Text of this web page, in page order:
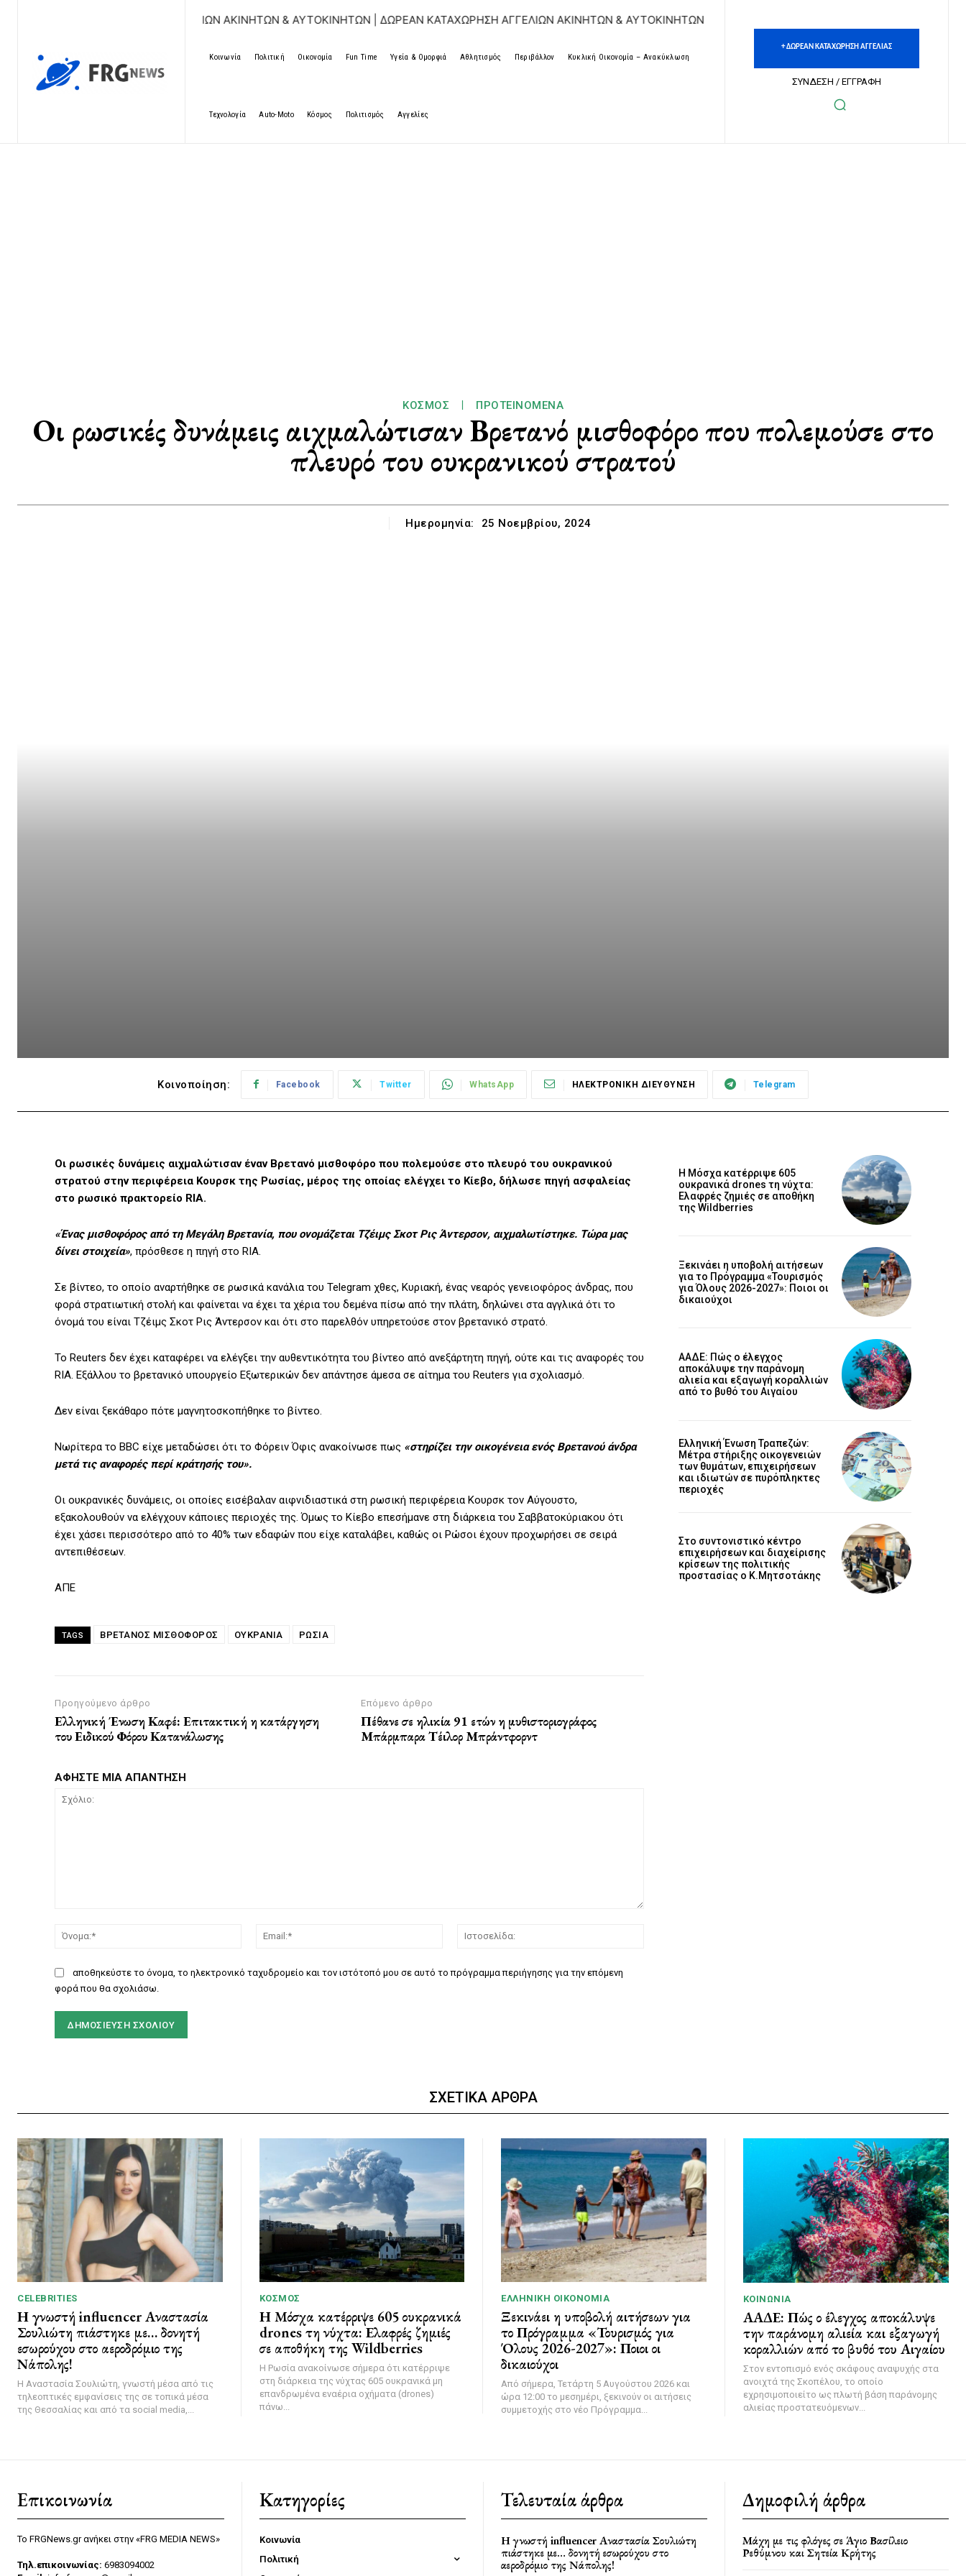
ΔΩΡΕΑΝ ΚΑΤΑΧΩΡΗΣΗ ΑΓΓΕΛΙΩΝ ΑΚΙΝΗΤΩΝ & ΑΥΤΟΚΙΝΗΤΩΝ | ΔΩΡΕΑΝ ΚΑΤΑΧΩΡΗΣΗ ΑΓΓΕΛΙΩΝ ΑΚΙΝΗΤΩΝ & ΑΥΤΟΚΙΝΗΤΩΝ | ΔΩΡΕΑΝ ΚΑΤΑΧΩΡΗΣΗ ΑΓΓΕΛΙΩΝ ΑΚΙΝΗΤΩΝ &
Κοινωνία Πολιτική Οικονομία Fun Time Υγεία & Ομορφιά Αθλητισμός Περιβάλλον Κυκλική Οικονομία – Ανακύκλωση
Τεχνολογία Auto-Moto Κόσμος Πολιτισμός Αγγελίες
+ ΔΩΡΕΑΝ ΚΑΤΑΧΩΡΗΣΗ ΑΓΓΕΛΙΑΣ
ΣΥΝΔΕΣΗ / ΕΓΓΡΑΦΗ
ΚΌΣΜΟΣ ΠΡΟΤΕΙΝΌΜΕΝΑ
Οι ρωσικές δυνάμεις αιχμαλώτισαν Βρετανό μισθοφόρο που πολεμούσε στο
πλευρό του ουκρανικού στρατού
Ημερομηνία: 25 Νοεμβρίου, 2024
Κοινοποίηση: Facebook Twitter WhatsApp ΗΛΕΚΤΡΟΝΙΚΗ ΔΙΕΥΘΥΝΣΗ Telegram
Οι ρωσικές δυνάμεις αιχμαλώτισαν έναν Βρετανό μισθοφόρο που πολεμούσε στο πλευρό του ουκρανικού
στρατού στην περιφέρεια Κoυρσκ της Ρωσίας, μέρος της οποίας ελέγχει το Κίεβο, δήλωσε πηγή ασφαλείας
στο ρωσικό πρακτορείο RIA.
«Ένας μισθοφόρος από τη Μεγάλη Βρετανία, που ονομάζεται Τζέιμς Σκοτ Ρις Άντερσον, αιχμαλωτίστηκε. Τώρα μας
δίνει στοιχεία», πρόσθεσε η πηγή στο RIA.
Σε βίντεο, το οποίο αναρτήθηκε σε ρωσικά κανάλια του Telegram χθες, Κυριακή, ένας νεαρός γενειοφόρος άνδρας, που
φορά στρατιωτική στολή και φαίνεται να έχει τα χέρια του δεμένα πίσω από την πλάτη, δηλώνει στα αγγλικά ότι το
όνομά του είναι Τζέιμς Σκοτ Ρις Άντερσον και ότι στο παρελθόν υπηρετούσε στον βρετανικό στρατό.
Το Reuters δεν έχει καταφέρει να ελέγξει την αυθεντικότητα του βίντεο από ανεξάρτητη πηγή, ούτε και τις αναφορές του
RIA. Εξάλλου το βρετανικό υπουργείο Εξωτερικών δεν απάντησε άμεσα σε αίτημα του Reuters για σχολιασμό.
Δεν είναι ξεκάθαρο πότε μαγνητοσκοπήθηκε το βίντεο.
Νωρίτερα το BBC είχε μεταδώσει ότι το Φόρειν Όφις ανακοίνωσε πως «στηρίζει την οικογένεια ενός Βρετανού άνδρα
μετά τις αναφορές περί κράτησής του».
Οι ουκρανικές δυνάμεις, οι οποίες εισέβαλαν αιφνιδιαστικά στη ρωσική περιφέρεια Κουρσκ τον Αύγουστο,
εξακολουθούν να ελέγχουν κάποιες περιοχές της. Όμως το Κίεβο επεσήμανε στη διάρκεια του Σαββατοκύριακου ότι
έχει χάσει περισσότερο από το 40% των εδαφών που είχε καταλάβει, καθώς οι Ρώσοι έχουν προχωρήσει σε σειρά
αντεπιθέσεων.
ΑΠΕ
TAGS ΒΡΕΤΑΝΌΣ ΜΙΣΘΟΦΌΡΟΣ ΟΥΚΡΑΝΙΑ ΡΩΣΙΑ
Προηγούμενο άρθρο
Ελληνική Ένωση Καφέ: Επιτακτική η κατάργηση
του Ειδικού Φόρου Κατανάλωσης
Επόμενο άρθρο
Πέθανε σε ηλικία 91 ετών η μυθιστοριογράφος
Μπάρμπαρα Τέιλορ Μπράντφορντ
ΑΦΗΣΤΕ ΜΙΑ ΑΠΑΝΤΗΣΗ
Όνομα:*
Email:*
αποθηκεύστε το όνομα, το ηλεκτρονικό ταχυδρομείο και τον ιστότοπό μου σε αυτό το πρόγραμμα περιήγησης για την επόμενη
φορά που θα σχολιάσω.
Η Μόσχα κατέρριψε 605
ουκρανικά drones τη νύχτα:
Ελαφρές ζημιές σε αποθήκη
της Wildberries
Ξεκινάει η υποβολή αιτήσεων
για το Πρόγραμμα «Τουρισμός
για Όλους 2026-2027»: Ποιοι οι
δικαιούχοι
ΑΑΔΕ: Πώς ο έλεγχος
αποκάλυψε την παράνομη
αλιεία και εξαγωγή κοραλλιών
από το βυθό του Αιγαίου
Ελληνική Ένωση Τραπεζών:
Μέτρα στήριξης οικογενειών
των θυμάτων, επιχειρήσεων
και ιδιωτών σε πυρόπληκτες
περιοχές
Στο συντονιστικό κέντρο
επιχειρήσεων και διαχείρισης
κρίσεων της πολιτικής
προστασίας ο Κ.Μητσοτάκης
ΣΧΕΤΙΚΑ ΑΡΘΡΑ
CELEBRITIES
Η γνωστή influencer Αναστασία
Σουλιώτη πιάστηκε με… δονητή
εσωρούχου στο αεροδρόμιο της
Νάπολης!
Η Αναστασία Σουλιώτη, γνωστή μέσα από τις
τηλεοπτικές εμφανίσεις της σε τοπικά μέσα
της Θεσσαλίας και από τα social media,...
ΚΌΣΜΟΣ
Η Μόσχα κατέρριψε 605 ουκρανικά
drones τη νύχτα: Ελαφρές ζημιές
σε αποθήκη της Wildberries
Η Ρωσία ανακοίνωσε σήμερα ότι κατέρριψε
στη διάρκεια της νύχτας 605 ουκρανικά μη
επανδρωμένα εναέρια οχήματα (drones)
πάνω...
ΕΛΛΗΝΙΚΉ ΟΙΚΟΝΟΜΊΑ
Ξεκινάει η υποβολή αιτήσεων για
το Πρόγραμμα «Τουρισμός για
Όλους 2026-2027»: Ποιοι οι
δικαιούχοι
Από σήμερα, Τετάρτη 5 Αυγούστου 2026 και
ώρα 12:00 το μεσημέρι, ξεκινούν οι αιτήσεις
συμμετοχής στο νέο Πρόγραμμα...
ΚΟΙΝΩΝΊΑ
ΑΑΔΕ: Πώς ο έλεγχος αποκάλυψε
την παράνομη αλιεία και εξαγωγή
κοραλλιών από το βυθό του Αιγαίου
Στον εντοπισμό ενός σκάφους αναψυχής στα
ανοιχτά της Σκοπέλου, το οποίο
εχρησιμοποιείτο ως πλωτή βάση παράνομης
αλιείας προστατευόμενων...
Επικοινωνία
Το FRGNews.gr ανήκει στην «FRG MEDIA NEWS»
Τηλ.επικοινωνίας: 6983094002
Κατηγορίες
Κοινωνία
Πολιτική
Τελευταία άρθρα
Η γνωστή influencer Αναστασία Σουλιώτη
πιάστηκε με… δονητή εσωρούχου στο
αεροδρόμιο της Νάπολης!
Δημοφιλή άρθρα
Μάχη με τις φλόγες σε Άγιο Βασίλειο
Ρεθύμνου και Σητεία Κρήτης